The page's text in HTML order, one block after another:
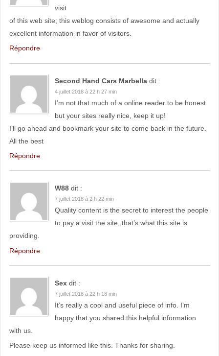
visit
of this web site; this weblog consists of awesome and actually
excellent information in favor of visitors.
Répondre
Second Hand Cars Marbella dit :
4 juillet 2018 à 22 h 27 min
I’m not that much of a online reader to be honest
but your sites really nice, keep it up!
I’ll go ahead and bookmark your site to come back in the future.
All the best
Répondre
W88 dit :
7 juillet 2018 à 2 h 22 min
Quality content is the secret to interest the people
to pay a visit the site, that’s what this site is
providing.
Répondre
Sex dit :
7 juillet 2018 à 22 h 18 min
It’s really a cool and useful piece of info. I’m
happy that you shared this helpful information
with us.
Please keep us informed like this. Thanks for sharing.